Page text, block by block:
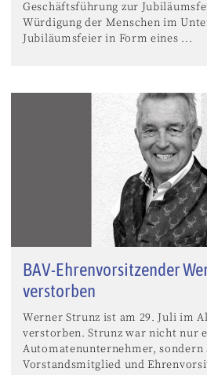
Geschäftsführung zur
Würdigung der Menschen im
Jubiläumsfeier in Form eines ...
BAV-Ehrenvorsitzender
verstorben
Werner Strunz ist am 29. Juli im
verstorben. Strunz war nicht nur
Automatenunternehmer, sondern
Vorstandsmitglied und